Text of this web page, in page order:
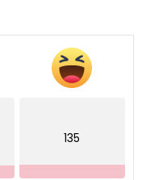
135